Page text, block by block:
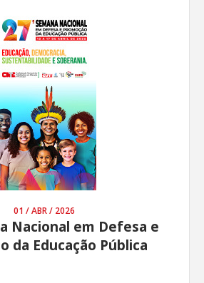
01 / ABR / 2026
Nacional em Defesa e
da Educação Pública